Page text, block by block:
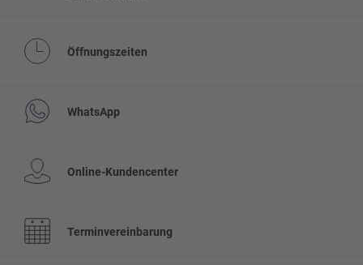
Öffnungszeiten
WhatsApp
Online-Kundencenter
Terminvereinbarung